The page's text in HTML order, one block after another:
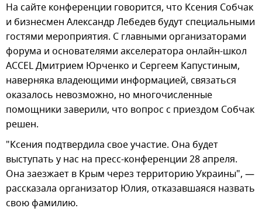
На сайте конференции говорится, что Ксения Собчак
и бизнесмен Александр Лебедев будут специальными
гостями мероприятия. С главными организаторами
форума и основателями акселератора онлайн-школ
ACCEL Дмитрием Юрченко и Сергеем Капустиным,
наверняка владеющими информацией, связаться
оказалось невозможно, но многочисленные
помощники заверили, что вопрос с приездом Собчак
решен.
"Ксения подтвердила свое участие. Она будет
выступать у нас на пресс-конференции 28 апреля.
Она заезжает в Крым через территорию Украины", —
рассказала организатор Юлия, отказавшаяся назвать
свою фамилию.